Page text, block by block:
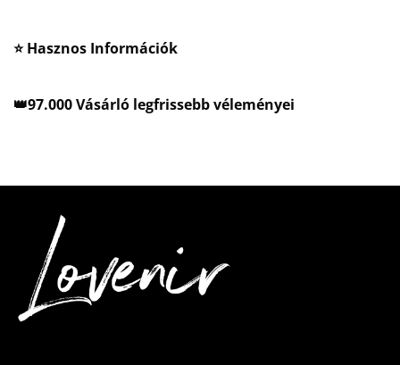
⭐ Hasznos Információk
👑97.000 Vásárló legfrissebb véleményei